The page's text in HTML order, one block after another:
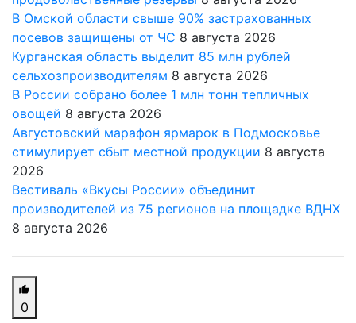
В Омской области свыше 90% застрахованных
посевов защищены от ЧС 8 августа 2026
Курганская область выделит 85 млн рублей
сельхозпроизводителям 8 августа 2026
В России собрано более 1 млн тонн тепличных
овощей 8 августа 2026
Августовский марафон ярмарок в Подмосковье
стимулирует сбыт местной продукции 8 августа
2026
Вестиваль «Вкусы России» объединит
производителей из 75 регионов на площадке ВДНХ
8 августа 2026
0